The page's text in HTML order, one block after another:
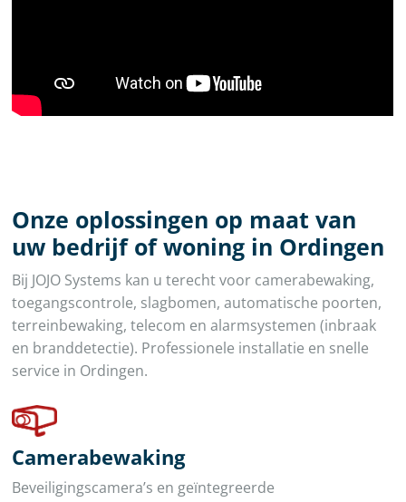
Onze oplossingen op maat van
uw bedrijf of woning in Ordingen
Bij JOJO Systems kan u terecht voor camerabewaking,
toegangscontrole, slagbomen, automatische poorten,
terreinbewaking, telecom en alarmsystemen (inbraak
en branddetectie). Professionele installatie en snelle
service in Ordingen.
Camerabewaking
Beveiligingscamera’s en geïntegreerde